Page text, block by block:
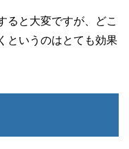
ると大変ですが、どこ
というのはとても効果